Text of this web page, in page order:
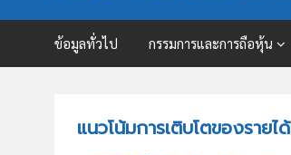
ข้อมูลทั่วไป กรรมการและการถือหุ้น
แนวโน้มการเติบโตของราย